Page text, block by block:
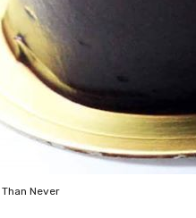
Never